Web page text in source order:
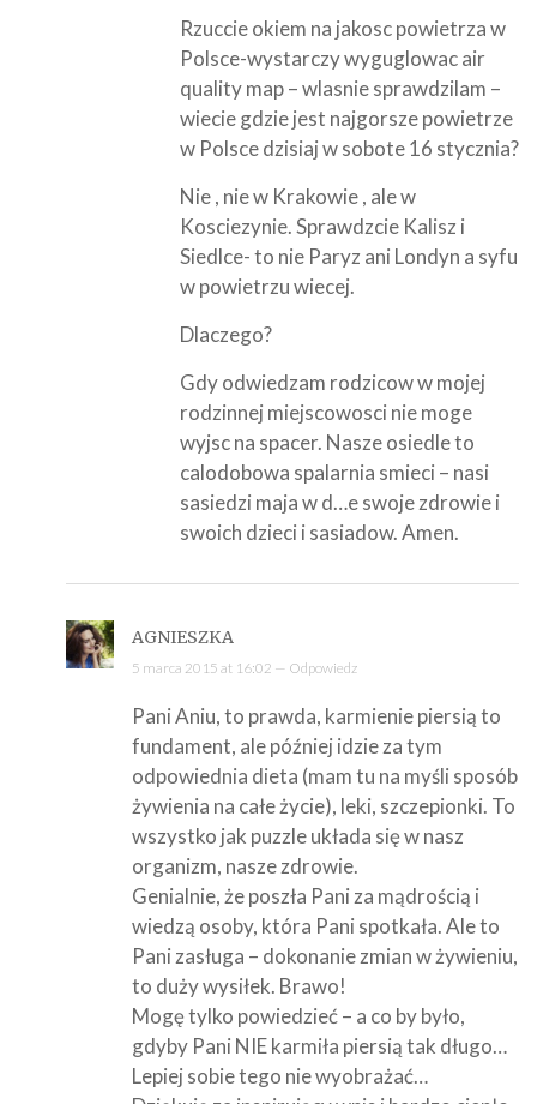
Rzuccie okiem na jakosc powietrza w
Polsce-wystarczy wyguglowac air
quality map – wlasnie sprawdzilam –
wiecie gdzie jest najgorsze powietrze
w Polsce dzisiaj w sobote 16 stycznia?
Nie , nie w Krakowie , ale w
Kosciezynie. Sprawdzcie Kalisz i
Siedlce- to nie Paryz ani Londyn a syfu
w powietrzu wiecej.
Dlaczego?
Gdy odwiedzam rodzicow w mojej
rodzinnej miejscowosci nie moge
wyjsc na spacer. Nasze osiedle to
calodobowa spalarnia smieci – nasi
sasiedzi maja w d…e swoje zdrowie i
swoich dzieci i sasiadow. Amen.
AGNIESZKA
5 marca 2015 at 16:02 — Odpowiedz
Pani Aniu, to prawda, karmienie piersią to
fundament, ale później idzie za tym
odpowiednia dieta (mam tu na myśli sposób
żywienia na całe życie), leki, szczepionki. To
wszystko jak puzzle układa się w nasz
organizm, nasze zdrowie.
Genialnie, że poszła Pani za mądrością i
wiedzą osoby, która Pani spotkała. Ale to
Pani zasługa – dokonanie zmian w żywieniu,
to duży wysiłek. Brawo!
Mogę tylko powiedzieć – a co by było,
gdyby Pani NIE karmiła piersią tak długo…
Lepiej sobie tego nie wyobrażać…